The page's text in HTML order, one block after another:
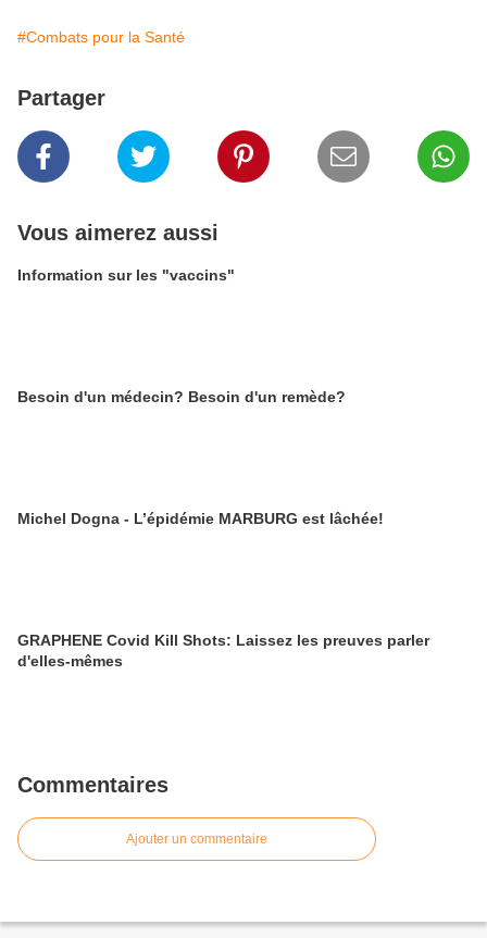
#Combats pour la Santé
Partager
Vous aimerez aussi
Information sur les "vaccins"
Besoin d'un médecin? Besoin d'un remède?
Michel Dogna - L’épidémie MARBURG est lâchée!
GRAPHENE Covid Kill Shots: Laissez les preuves parler
d'elles-mêmes
Commentaires
Ajouter un commentaire